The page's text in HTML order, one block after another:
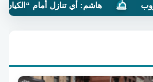
هاشم: أي تنازل أمام “الكيان” سيدفعه إلى